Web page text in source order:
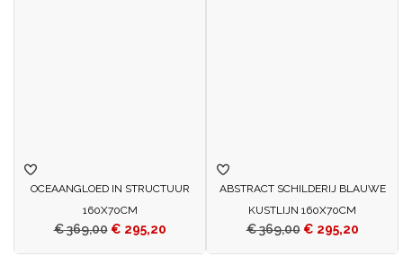
OCEAANGLOED IN STRUCTUUR
160X70CM
€369,00 € 295,20
ABSTRACT SCHILDERIJ BLAUWE
KUSTLIJN 160X70CM
€369,00 € 295,20